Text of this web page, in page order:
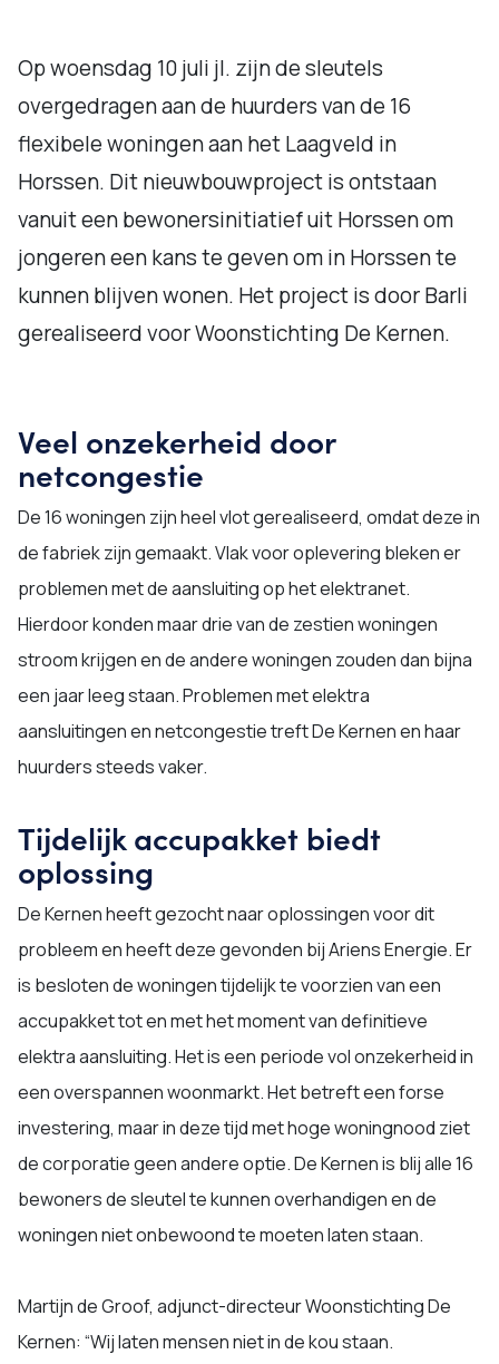
Op woensdag 10 juli jl. zijn de sleutels
overgedragen aan de huurders van de 16
flexibele woningen aan het Laagveld in
Horssen. Dit nieuwbouwproject is ontstaan
vanuit een bewonersinitiatief uit Horssen om
jongeren een kans te geven om in Horssen te
kunnen blijven wonen. Het project is door Barli
gerealiseerd voor Woonstichting De Kernen.
Veel onzekerheid door
netcongestie
De 16 woningen zijn heel vlot gerealiseerd, omdat deze in
de fabriek zijn gemaakt. Vlak voor oplevering bleken er
problemen met de aansluiting op het elektranet.
Hierdoor konden maar drie van de zestien woningen
stroom krijgen en de andere woningen zouden dan bijna
een jaar leeg staan. Problemen met elektra
aansluitingen en netcongestie treft De Kernen en haar
huurders steeds vaker.
Tijdelijk accupakket biedt
oplossing
De Kernen heeft gezocht naar oplossingen voor dit
probleem en heeft deze gevonden bij Ariens Energie. Er
is besloten de woningen tijdelijk te voorzien van een
accupakket tot en met het moment van definitieve
elektra aansluiting. Het is een periode vol onzekerheid in
een overspannen woonmarkt. Het betreft een forse
investering, maar in deze tijd met hoge woningnood ziet
de corporatie geen andere optie. De Kernen is blij alle 16
bewoners de sleutel te kunnen overhandigen en de
woningen niet onbewoond te moeten laten staan.
Martijn de Groof, adjunct-directeur Woonstichting De
Kernen: “Wij laten mensen niet in de kou staan.